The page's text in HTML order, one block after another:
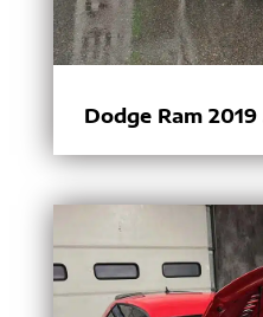
Dodge Ram 2019